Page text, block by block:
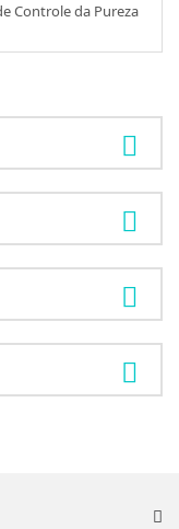
Controle da Pureza